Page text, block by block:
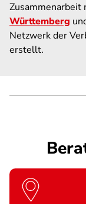
Zusammenarbeit
Württemberg
Netzwerk der
erstellt.